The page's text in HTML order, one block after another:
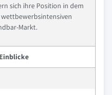
sich ihre Position in dem
Markt.